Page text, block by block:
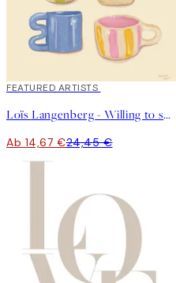
40%*
FEATURED ARTISTS
Loïs Langenberg - Willing to share my Coffe with you Poster
Ab 14,67 €24,45 €